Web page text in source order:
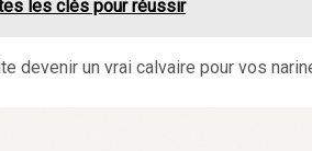
les clés pour réussir
devenir un vrai calvaire pour vos